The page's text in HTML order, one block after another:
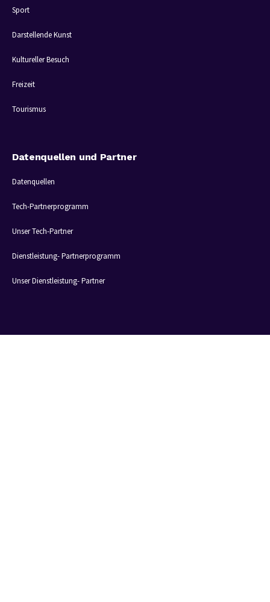
Sport
Darstellende Kunst
Kultureller Besuch
Freizeit
Tourismus
Datenquellen und Partner
Datenquellen
Tech-Partnerprogramm
Unser Tech-Partner
Dienstleistung- Partnerprogramm
Unser Dienstleistung- Partner